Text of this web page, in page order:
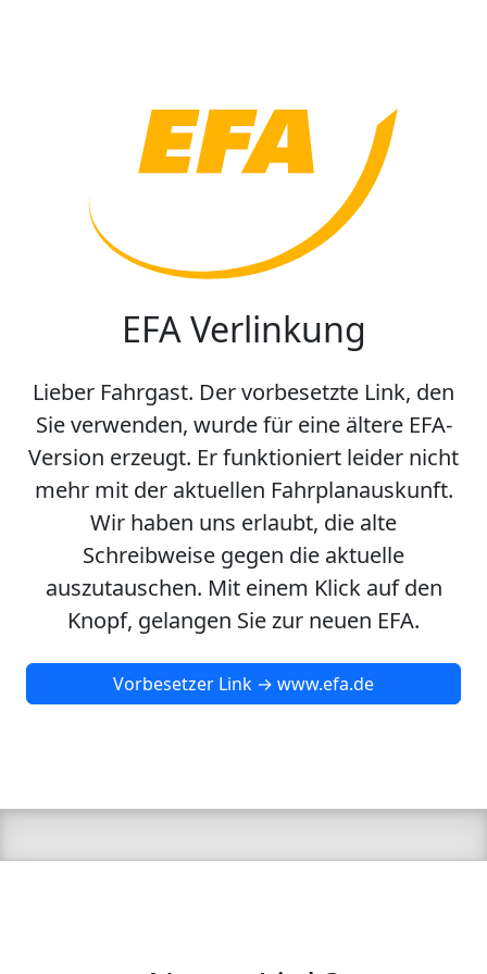
EFA Verlinkung
Lieber Fahrgast. Der vorbesetzte Link, den
Sie verwenden, wurde für eine ältere EFA-
Version erzeugt. Er funktioniert leider nicht
mehr mit der aktuellen Fahrplanauskunft.
Wir haben uns erlaubt, die alte
Schreibweise gegen die aktuelle
auszutauschen. Mit einem Klick auf den
Knopf, gelangen Sie zur neuen EFA.
Vorbesetzer Link → www.efa.de